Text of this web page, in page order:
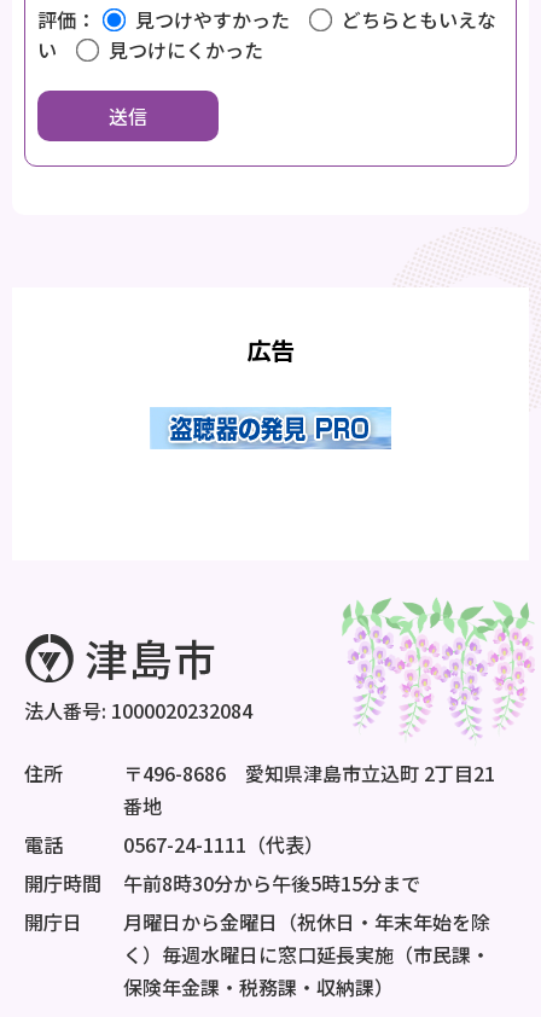
評価：
見つけやすかった
どちらともいえな
い
見つけにくかった
広告
法人番号: 1000020232084
住所
〒496-8686 愛知県津島市立込町 2丁目21
番地
電話
0567-24-1111（代表）
開庁時間
午前8時30分から午後5時15分まで
開庁日
月曜日から金曜日（祝休日・年末年始を除
く）毎週水曜日に窓口延長実施（市民課・
保険年金課・税務課・収納課）